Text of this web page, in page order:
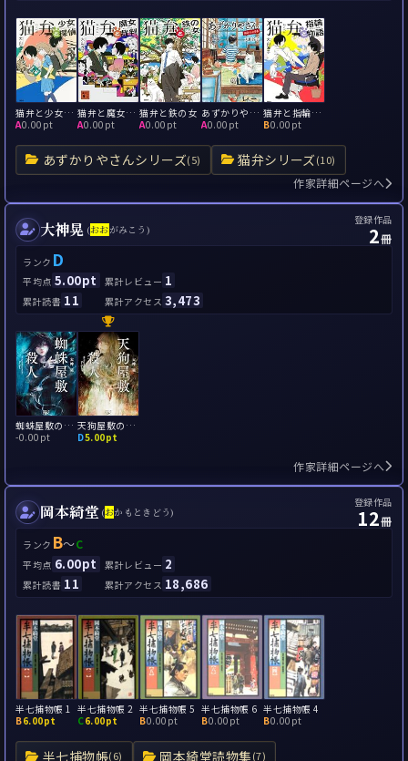
あずかりやさんシリーズ(5) 猫弁シリーズ(10)
猫弁と少女探偵
A0.00pt
猫弁と魔女裁判
A0.00pt
猫弁と鉄の女
A0.00pt
あずかりやさん 桐島くんの青春
A0.00pt
猫弁と指輪物語
B0.00pt
作家詳細ページへ
大神晃 (おおがみこう)
登録作品
2冊
ランク D
平均点 5.00pt 累計レビュー 1
累計読書 11 累計アクセス 3,473
蜘蛛屋敷の殺人
-0.00pt
天狗屋敷の殺人
D5.00pt
作家詳細ページへ
岡本綺堂 (おかもときどう)
登録作品
12冊
ランク B～C
平均点 6.00pt 累計レビュー 2
累計読書 11 累計アクセス 18,686
半七捕物帳(6) 岡本綺堂読物集(7)
半七捕物帳 1
B6.00pt
半七捕物帳 2
C6.00pt
半七捕物帳 5
B0.00pt
半七捕物帳 6
B0.00pt
半七捕物帳 4
B0.00pt